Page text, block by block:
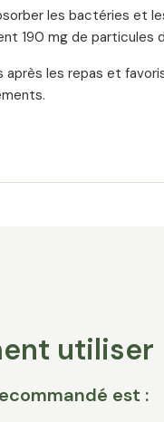
les bactéries et
190 mg de particules
les repas et
utiliser
est :